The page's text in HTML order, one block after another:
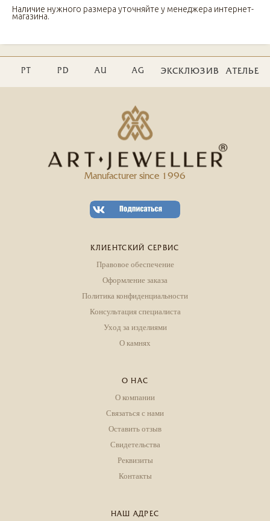
Наличие нужного размера уточняйте у менеджера интернет-
магазина.
PT PD AU AG ЭКСКЛЮЗИВ АТЕЛЬЕ
Manufacturer since 1996
КЛИЕНТСКИЙ СЕРВИС
Правовое обеспечение
Оформление заказа
Политика конфиденциальности
Консультация специалиста
Уход за изделиями
О камнях
О НАС
О компании
Связаться с нами
Оставить отзыв
Свидетельства
Реквизиты
Контакты
НАШ АДРЕС